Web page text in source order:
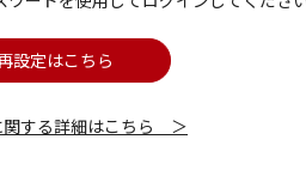
設定はこちら
関する詳細はこちら ＞